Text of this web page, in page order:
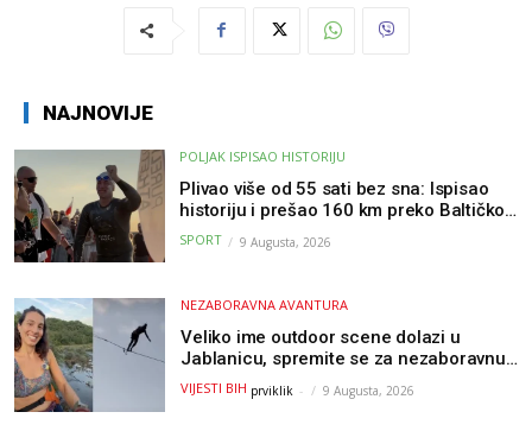
NAJNOVIJE
POLJAK ISPISAO HISTORIJU
Plivao više od 55 sati bez sna: Ispisao
historiju i prešao 160 km preko Baltičkog
mora – a podvig posvetio djeci oboljeloj
od raka
SPORT 9 Augusta, 2026
NEZABORAVNA AVANTURA
Veliko ime outdoor scene dolazi u
Jablanicu, spremite se za nezaboravnu
avanturu (VIDEO) !
VIJESTI BIH prviklik - 9 Augusta, 2026